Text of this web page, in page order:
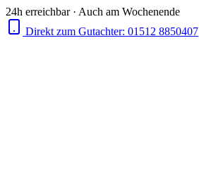
24h erreichbar · Auch am Wochenende
Direkt zum Gutachter: 01512 8850407